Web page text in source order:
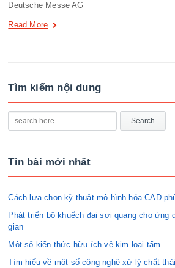
Deutsche Messe AG
Read More
Tìm kiếm nội dung
Tin bài mới nhất
Cách lựa chọn kỹ thuật mô hình hóa CAD
Phát triển bộ khuếch đại sợi quang cho ứng
gian
Một số kiến thức hữu ích về kim loại tấm
Tìm hiểu về một số công nghệ xử lý chất